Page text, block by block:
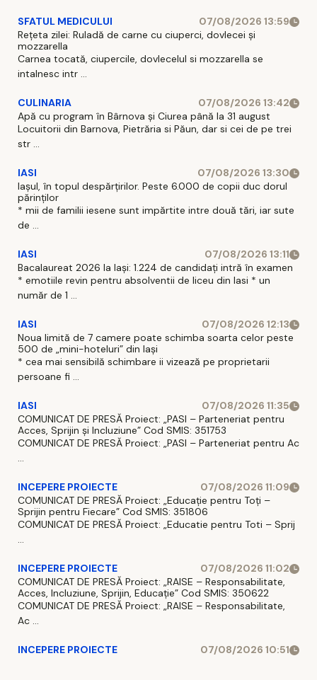
SFATUL MEDICULUI
07/08/2026 13:59
Rețeta zilei: Ruladă de carne cu ciuperci, dovlecei și
mozzarella
Carnea tocată, ciupercile, dovlecelul si mozzarella se
intalnesc intr ...
CULINARIA
07/08/2026 13:42
Apă cu program în Bârnova și Ciurea până la 31 august
Locuitorii din Barnova, Pietrăria si Păun, dar si cei de pe trei
str ...
IASI
07/08/2026 13:30
Iașul, în topul despărțirilor. Peste 6.000 de copii duc dorul
părinților
* mii de familii iesene sunt impărtite intre două tări, iar sute
de ...
IASI
07/08/2026 13:11
Bacalaureat 2026 la Iași: 1.224 de candidați intră în examen
* emotiile revin pentru absolventii de liceu din Iasi * un
număr de 1 ...
IASI
07/08/2026 12:13
Noua limită de 7 camere poate schimba soarta celor peste
500 de „mini-hoteluri” din Iași
* cea mai sensibilă schimbare ii vizează pe proprietarii
persoane fi ...
IASI
07/08/2026 11:35
COMUNICAT DE PRESĂ Proiect: „PASI – Parteneriat pentru
Acces, Sprijin și Incluziune” Cod SMIS: 351753
COMUNICAT DE PRESĂ Proiect: „PASI – Parteneriat pentru Ac
...
INCEPERE PROIECTE
07/08/2026 11:09
COMUNICAT DE PRESĂ Proiect: „Educație pentru Toți –
Sprijin pentru Fiecare” Cod SMIS: 351806
COMUNICAT DE PRESĂ Proiect: „Educatie pentru Toti – Sprij
...
INCEPERE PROIECTE
07/08/2026 11:02
COMUNICAT DE PRESĂ Proiect: „RAISE – Responsabilitate,
Acces, Incluziune, Sprijin, Educație” Cod SMIS: 350622
COMUNICAT DE PRESĂ Proiect: „RAISE – Responsabilitate,
Ac ...
INCEPERE PROIECTE 07/08/2026 10:51